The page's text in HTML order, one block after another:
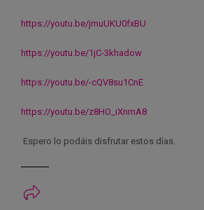
https://youtu.be/jmuUKU0fxBU
https://youtu.be/1jC-3khadow
https://youtu.be/-cQV8su1CnE
https://youtu.be/z8HO_iXnmA8
Espero lo podáis disfrutar estos días.